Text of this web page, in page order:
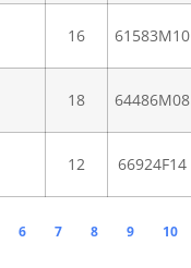
16 61583M10
18 64486M08
12 66924F14
6 7 8 9 10